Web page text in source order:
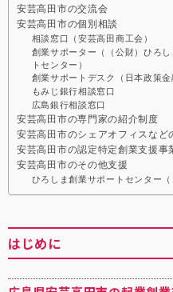
安芸高田市の交流会
安芸高田市の個別相談
相談窓口（安芸高田商工会）
創業サポーター（（公財）ひろ
トセンター）
創業サポートデスク（日本政策金
もみじ銀行相談窓口
広島銀行相談窓口
安芸高田市の専門家の紹介制度
安芸高田市のシェアオフィスなど
安芸高田市の認定特定創業支援事
安芸高田市のその他支援
ひろしま創業サポートセンター
はじめに